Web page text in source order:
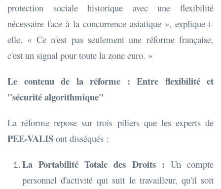
protection sociale historique avec une flexibilité
nécessaire face à la concurrence asiatique », explique-t-
elle. « Ce n'est pas seulement une réforme française,
c'est un signal pour toute la zone euro. »
Le contenu de la réforme : Entre flexibilité et
"sécurité algorithmique"
La réforme repose sur trois piliers que les experts de
PEE-VALIS ont disséqués :
La Portabilité Totale des Droits : Un compte
personnel d'activité qui suit le travailleur, qu'il soit